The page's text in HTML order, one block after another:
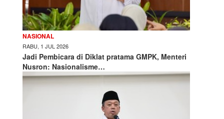
NASIONAL
RABU, 1 JUL 2026
Jadi Pembicara di Diklat pratama GMPK, Menteri
Nusron: Nasionalisme…